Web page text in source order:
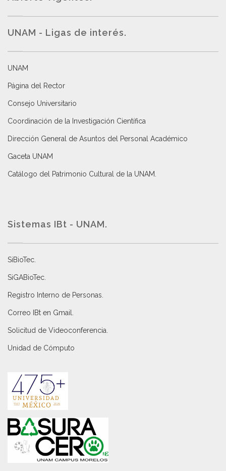
UNAM - Ligas de interés.
UNAM
Página del Rector
Consejo Universitario
Coordinación de la Investigación Científica
Dirección General de Asuntos del Personal Académico
Gaceta UNAM
Catálogo del Patrimonio Cultural de la UNAM.
Sistemas IBt - UNAM.
SiBioTec
SiGABioTec.
Registro Interno de Personas
Correo IBt en Gmail
Solicitud de Videoconferencia.
Unidad de Cómputo